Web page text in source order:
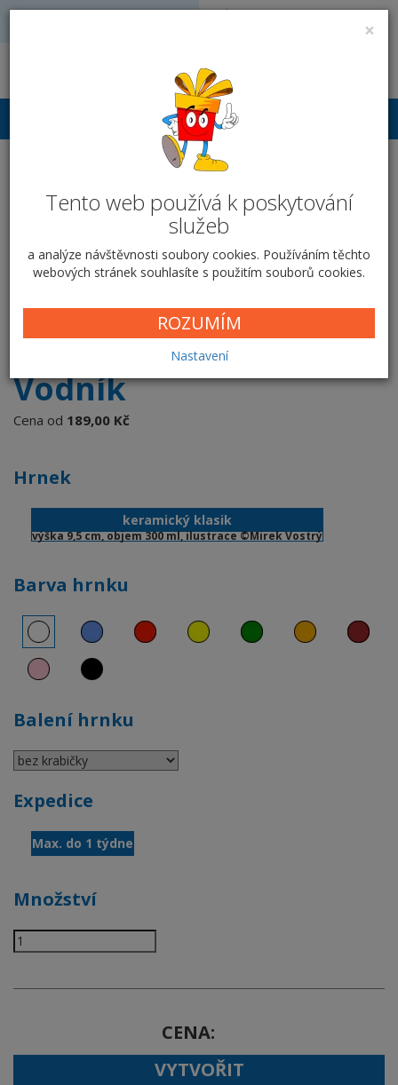
×
Tento web používá k poskytování
služeb
a analýze návštěvnosti soubory cookies. Používáním těchto
webových stránek souhlasíte s použitím souborů cookies.
ROZUMÍM
Nastavení
Volejte: 728 051 909
Přihlášení
Hrnek keramický 300 ml -
Vodník
Vodník
Cena od 189,00 Kč
Hrnek
keramický klasik
výška 9,5 cm, objem 300 ml, ilustrace ©Mirek Vostrý
Barva hrnku
Balení hrnku
Expedice
Max. do 1 týdne
Množství
CENA
VYTVOŘIT